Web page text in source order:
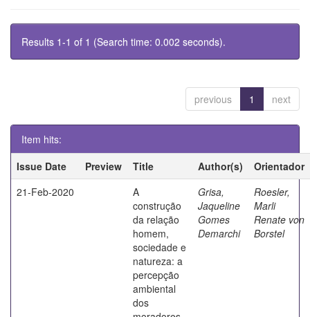
Results 1-1 of 1 (Search time: 0.002 seconds).
previous 1 next
Item hits:
Issue Date
Preview Title Author(s)
Orientador
21-Feb-2020
A
construção
da relação
homem,
sociedade e
natureza: a
percepção
ambiental
dos
Grisa,
Jaqueline
Gomes
Demarchi
Roesler,
Marli
Renate von
Borstel